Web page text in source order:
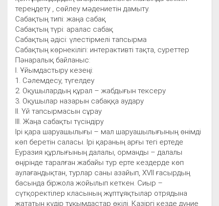
тереңдету , сөйлеу мәдениетін дамыту.
Сабақтың типі: жаңа сабақ
Сабақтың түрі: аралас сабақ
Сабақтың әдісі: үлестірмелі тапсырма
Сабақтың көрнекілігі: интерактивті тақта, суреттер
Пәнаралық байланыс:
I. Ұйымдастыру кезеңі:
1. Сәлемдесу, түгелдеу
2. Оқушылардың құрал – жабдығын тексеру
3. Оқушылар назарын сабаққа аудару
II. Үй тапсырмасын сұрау
III. Жаңа сабақты түсіндіру
Ірі қара шаруашылығы – мал шаруашылығының өнімді
көп беретін саласы. Ірі қараның арғы тегі ертеде
Еуразия құрлығының далалы, орманды – далалы
өңірінде таралған жабайы тур ерте кездерде көп
аулағандықтан, турлар саны азайып, XVII ғасырдың
басында біржола жойылып кеткен. Сиыр –
сүтқоректілер класының жұптұяқтылар отрядына
жататын күдір тұқымдастар өкілі. Қазіргі кезде дүние